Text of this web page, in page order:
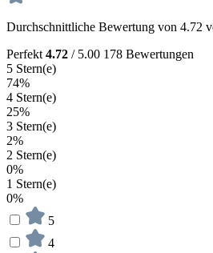
Durchschnittliche Bewertung von 4.72
Perfekt 4.72 / 5.00 178 Bewertungen
5 Stern(e)
74%
4 Stern(e)
25%
3 Stern(e)
2%
2 Stern(e)
0%
1 Stern(e)
0%
5
4